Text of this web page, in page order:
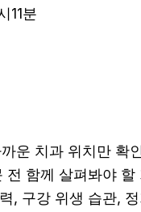
11분
운 치과 위치만 확
함께 살펴봐야
, 구강 위생 습관,